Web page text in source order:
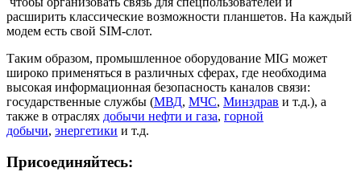
расширить классические возможности планшетов. На каждый
модем есть свой SIM-слот.
Таким образом, промышленное оборудование MIG может
широко применяться в различных сферах, где необходима
высокая информационная безопасность каналов связи:
государственные службы (МВД, МЧС, Минздрав и т.д.), а
также в отраслях добычи нефти и газа, горной
добычи, энергетики и т.д.
Присоединяйтесь: